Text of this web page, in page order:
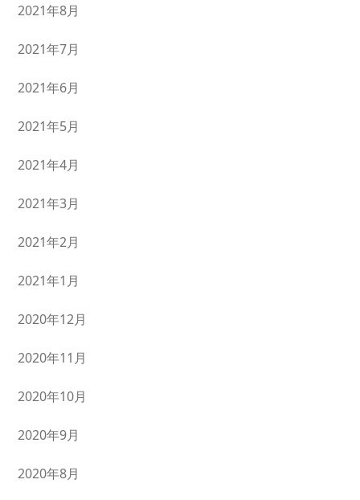
2021年8月
2021年7月
2021年6月
2021年5月
2021年4月
2021年3月
2021年2月
2021年1月
2020年12月
2020年11月
2020年10月
2020年9月
2020年8月